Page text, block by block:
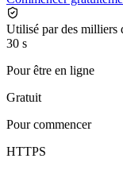
Utilisé par des milliers
30 s
Pour être en ligne
Gratuit
Pour commencer
HTTPS